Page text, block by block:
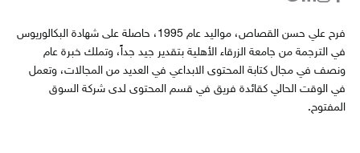
فرح علي حسن القصاص، مواليد عام 1995، حاصلة على شهادة البكالوريوس
في الترجمة من جامعة الزرقاء الأهلية بتقدير جيد جداً، وتملك خبرة عام
ونصف في مجال كتابة المحتوى الابداعي في العديد من المجالات، وتعمل
في الوقت الحالي كقائدة فريق في قسم المحتوى لدى شركة السوق
المفتوح.